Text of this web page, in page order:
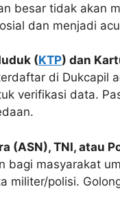
besar tidak akan
dan menjadi
(KTP) dan
di Dukcapil
verifikasi data.
(ASN), TNI, atau
bagi masyarakat
militer/polisi.